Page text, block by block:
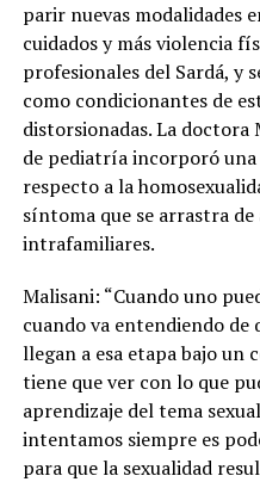
parir nuevas modalidades
cuidados y más violencia
profesionales del Sardá, y
como condicionantes de
distorsionadas. La doctora
de pediatría incorporó una
respecto a la
síntoma que se arrastra
intrafamiliares.
Malisani: “Cuando uno
cuando va entendiendo de
llegan a esa etapa bajo un
tiene que ver con lo que
aprendizaje del tema
intentamos siempre es
para que la sexualidad